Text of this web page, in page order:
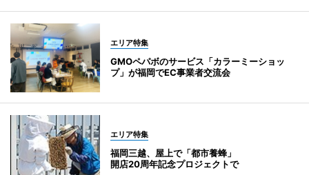
エリア特集
GMOペパボのサービス「カラーミーショッ
プ」が福岡でEC事業者交流会
エリア特集
福岡三越、屋上で「都市養蜂」
開店20周年記念プロジェクトで